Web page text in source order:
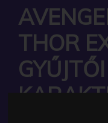
THOR